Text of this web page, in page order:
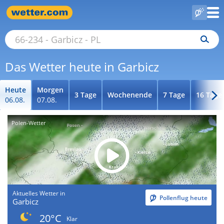
Das Wetter heute in Garbicz
Heute
06.08.
Morgen
07.08.
3 Tage Wochenende 7 Tage 16 Tage
Polen-Wetter
Aktuelles Wetter in
Garbicz Pollenflug heute
20°C
Klar